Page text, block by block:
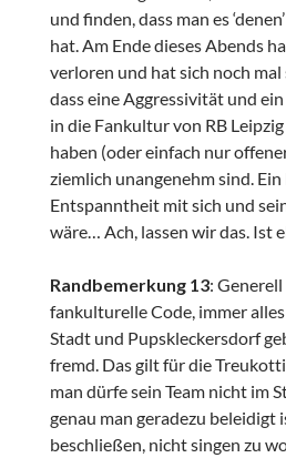
und finden, dass man es
hat. Am Ende dieses Abends
verloren und hat sich noch
dass eine Aggressivität und
in die Fankultur von RB
haben (oder einfach nur
ziemlich unangenehm sind.
Entspanntheit mit sich und
wäre… Ach, lassen wir das. Ist
Randbemerkung 13:
fankulturelle Code, immer
Stadt und Pupskleckersdorf
fremd. Das gilt für die
man dürfe sein Team nicht im
genau man geradezu beleidigt
beschließen, nicht singen zu